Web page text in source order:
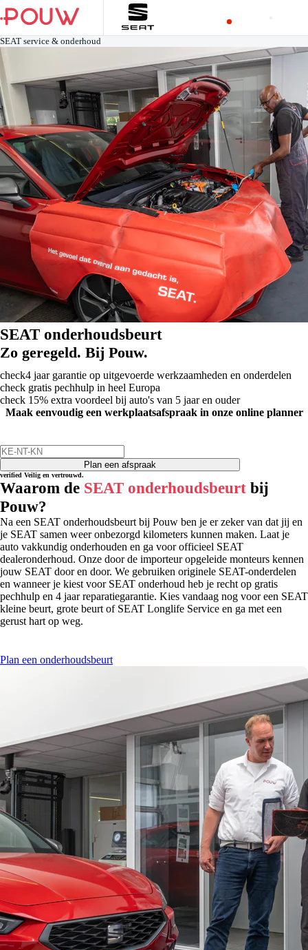
SEAT service & onderhoud
SEAT onderhoudsbeurt
Zo geregeld. Bij Pouw.
check4 jaar garantie op uitgevoerde werkzaamheden en onderdelen
check gratis pechhulp in heel Europa
check 15% extra voordeel bij auto's van 5 jaar en ouder
Maak eenvoudig een werkplaatsafspraak in onze online planner
Plan een afspraak
verified Veilig en vertrouwd.
Waarom de SEAT onderhoudsbeurt bij
Pouw?
Na een SEAT onderhoudsbeurt bij Pouw ben je er zeker van dat jij en
je SEAT samen weer onbezorgd kilometers kunnen maken. Laat je
auto vakkundig onderhouden en ga voor officieel SEAT
dealeronderhoud. Onze door de importeur opgeleide monteurs kennen
jouw SEAT door en door. We gebruiken originele SEAT-onderdelen
en wanneer je kiest voor SEAT onderhoud heb je recht op gratis
pechhulp en 4 jaar reparatiegarantie. Kies vandaag nog voor een SEAT
kleine beurt, grote beurt of SEAT Longlife Service en ga met een
gerust hart op weg.
Plan een onderhoudsbeurt